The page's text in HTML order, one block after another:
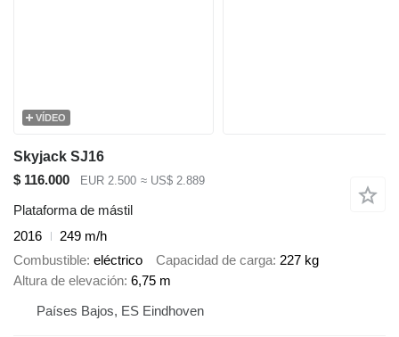
VÍDEO
Skyjack SJ16
$ 116.000
EUR 2.500 ≈ US$ 2.889
Plataforma de mástil
2016
249 m/h
Combustible eléctrico Capacidad de carga 227 kg
Altura de elevación 6,75 m
Países Bajos, ES Eindhoven